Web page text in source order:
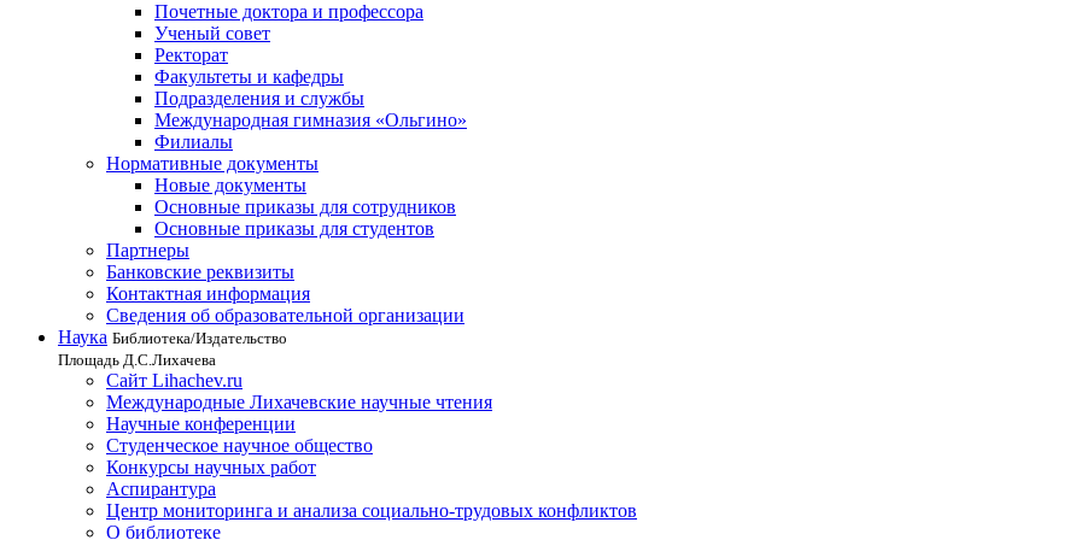
Почетные доктора и профессора
Ученый совет
Ректорат
Факультеты и кафедры
Подразделения и службы
Международная гимназия «Ольгино»
Филиалы
Нормативные документы
Новые документы
Основные приказы для сотрудников
Основные приказы для студентов
Партнеры
Банковские реквизиты
Контактная информация
Сведения об образовательной организации
Наука Библиотека/Издательство
Площадь Д.С.Лихачева
Сайт Lihachev.ru
Международные Лихачевские научные чтения
Научные конференции
Студенческое научное общество
Конкурсы научных работ
Аспирантура
Центр мониторинга и анализа социально-трудовых конфликтов
О библиотеке